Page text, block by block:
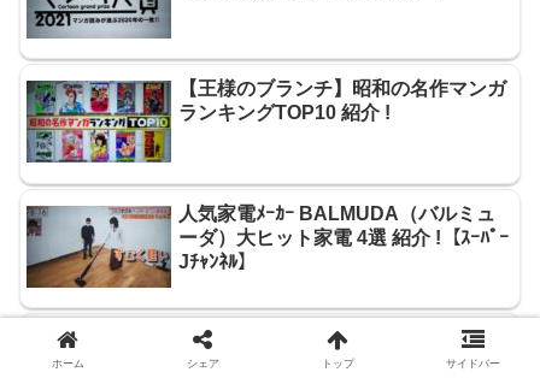
【王様のブランチ】昭和の名作マンガ
ランキングTOP10 紹介 !
人気家電ﾒｰｶｰ BALMUDA（バルミュ
ーダ）大ヒット家電 4選 紹介 !【ｽｰﾊﾟｰ
Jﾁｬﾝﾈﾙ】
【ｼﾞｮﾌﾞﾁｭｰﾝ】オリジン弁当TOP10ﾒﾆｭ
ｰvs超一流料理人ｼﾞｬｯｼﾞ結果 ! オリジ
ホーム シェア トップ サイドバー